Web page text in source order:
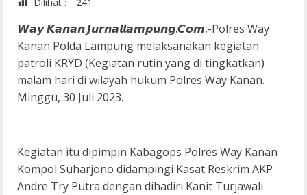
𝙒𝙖𝙮 𝙆𝙖𝙣𝙖𝙣.𝙅𝙪𝙧𝙣𝙖𝙡𝙡𝙖𝙢𝙥𝙪𝙣𝙜.𝘾𝙤𝙢,-Polres Way
Kanan Polda Lampung melaksanakan kegiatan
patroli KRYD (Kegiatan rutin yang di tingkatkan)
malam hari di wilayah hukum Polres Way Kanan.
Minggu, 30 Juli 2023.
Kegiatan itu dipimpin Kabagops Polres Way Kanan
Kompol Suharjono didampingi Kasat Reskrim AKP
Andre Try Putra dengan dihadiri Kanit Turjawali